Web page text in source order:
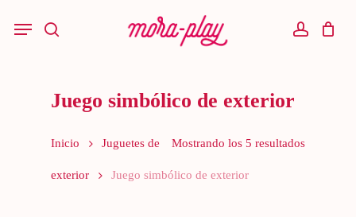
main
search account
Menu
Juego simbólico de exterior
Mostrando los 5 resultados
Inicio Juguetes de
exterior Juego simbólico de exterior